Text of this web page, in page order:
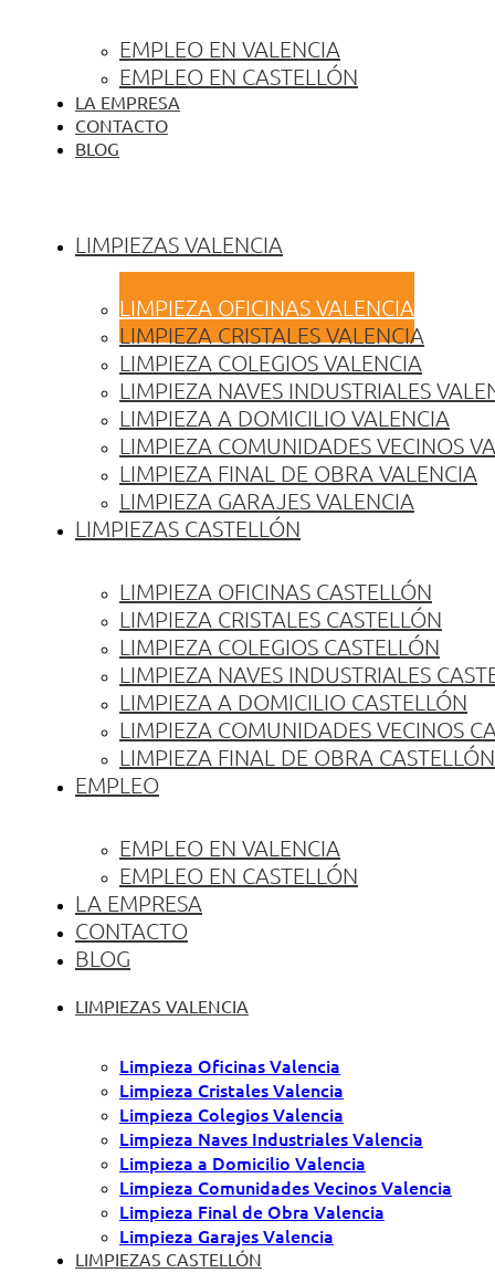
EMPLEO EN VALENCIA
EMPLEO EN CASTELLÓN
LA EMPRESA
CONTACTO
BLOG
LIMPIEZAS VALENCIA
LIMPIEZA OFICINAS VALENCIA
LIMPIEZA CRISTALES VALENCIA
LIMPIEZA COLEGIOS VALENCIA
LIMPIEZA NAVES INDUSTRIALES
LIMPIEZA A DOMICILIO VALENCIA
LIMPIEZA COMUNIDADES VECINOS
LIMPIEZA FINAL DE OBRA VALENCIA
LIMPIEZA GARAJES VALENCIA
LIMPIEZAS CASTELLÓN
LIMPIEZA OFICINAS CASTELLÓN
LIMPIEZA CRISTALES CASTELLÓN
LIMPIEZA COLEGIOS CASTELLÓN
LIMPIEZA NAVES INDUSTRIALES
LIMPIEZA A DOMICILIO CASTELLÓN
LIMPIEZA COMUNIDADES VECINOS
LIMPIEZA FINAL DE OBRA CASTELLÓN
EMPLEO
EMPLEO EN VALENCIA
EMPLEO EN CASTELLÓN
LA EMPRESA
CONTACTO
BLOG
LIMPIEZAS VALENCIA
Limpieza Oficinas Valencia
Limpieza Cristales Valencia
Limpieza Colegios Valencia
Limpieza Naves Industriales Valencia
Limpieza a Domicilio Valencia
Limpieza Comunidades Vecinos Valencia
Limpieza Final de Obra Valencia
Limpieza Garajes Valencia
LIMPIEZAS CASTELLÓN